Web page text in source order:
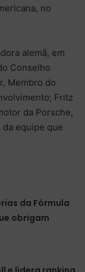
no
alemã, em
Conselho
Membro do
Fritz
da Porsche,
equipe que
da Fórmula
obrigam